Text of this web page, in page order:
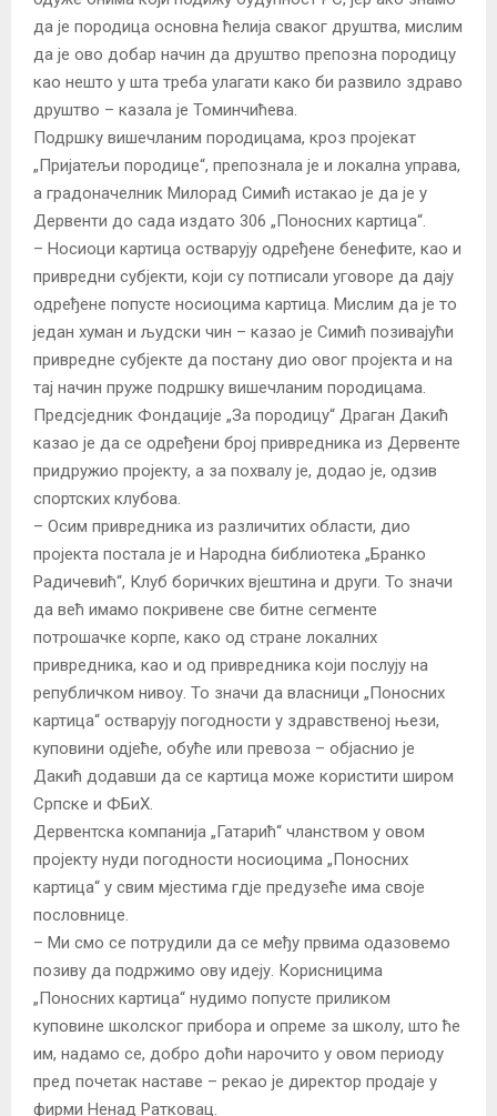
да је породица основна ћелија сваког друштва, мислим
да је ово добар начин да друштво препозна породицу
као нешто у шта треба улагати како би развило здраво
друштво – казала је Томинчићева.
Подршку вишечланим породицама, кроз пројекат
„Пријатељи породице“, препознала је и локална управа,
а градоначелник Милорад Симић истакао је да је у
Дервенти до сада издато 306 „Поносних картица“.
– Носиоци картица остварују одређене бенефите, као и
привредни субјекти, који су потписали уговоре да дају
одређене попусте носиоцима картица. Мислим да је то
један хуман и људски чин – казао је Симић позивајући
привредне субјекте да постану дио овог пројекта и на
тај начин пруже подршку вишечланим породицама.
Предсједник Фондације „За породицу“ Драган Дакић
казао је да се одређени број привредника из Дервенте
придружио пројекту, а за похвалу је, додао је, одзив
спортских клубова.
– Осим привредника из различитих области, дио
пројекта постала је и Народна библиотека „Бранко
Радичевић“, Клуб боричких вјештина и други. То значи
да већ имамо покривене све битне сегменте
потрошачке корпе, како од стране локалних
привредника, као и од привредника који послују на
републичком нивоу. То значи да власници „Поносних
картица“ остварују погодности у здравственој њези,
куповини одјеће, обуће или превоза – објаснио је
Дакић додавши да се картица може користити широм
Српске и ФБиХ.
Дервентска компанија „Гатарић“ чланством у овом
пројекту нуди погодности носиоцима „Поносних
картица“ у свим мјестима гдје предузеће има своје
пословнице.
– Ми смо се потрудили да се међу првима одазовемо
позиву да подржимо ову идеју. Корисницима
„Поносних картица“ нудимо попусте приликом
куповине школског прибора и опреме за школу, што ће
им, надамо се, добро доћи нарочито у овом периоду
пред почетак наставе – рекао је директор продаје у
фирми Ненад Ратковац.